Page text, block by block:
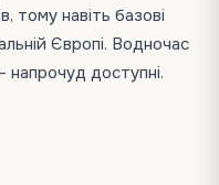
тому навіть базові
Європі. Водночас
напрочуд доступні.